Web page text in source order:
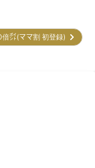
倍㌽(ママ割 初登録)